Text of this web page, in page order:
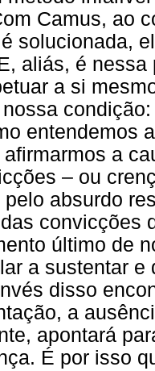
Camus, ao
solucionada,
aliás, é
a si
entendemos
a
– ou
absurdo
convicções
último de
a sustentar
disso
a
apontará
É por isso